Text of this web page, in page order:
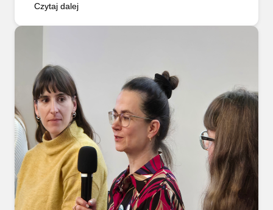
Czytaj dalej